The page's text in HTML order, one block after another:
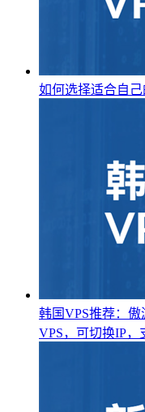
如何选择适合自己
韩国VPS推荐：
VPS，可切换IP，